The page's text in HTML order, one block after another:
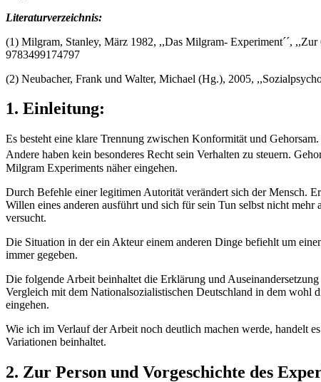
Literaturverzeichnis:
(1) Milgram, Stanley, März 1982, ,,Das Milgram- Experiment´´,
9783499174797
(2) Neubacher, Frank und Walter, Michael (Hg.), 2005,
1. Einleitung:
Es besteht eine klare Trennung zwischen Konformität und
Andere haben kein besonderes Recht sein Verhalten zu steuern.
Milgram Experiments näher eingehen.
Durch Befehle einer legitimen Autorität verändert sich der Mensch.
Willen eines anderen ausführt und sich für sein Tun selbst nicht
versucht.
Die Situation in der ein Akteur einem anderen Dinge befiehlt um
immer gegeben.
Die folgende Arbeit beinhaltet die Erklärung und
Vergleich mit dem Nationalsozialistischen Deutschland in dem wohl
eingehen.
Wie ich im Verlauf der Arbeit noch deutlich machen werde, handelt
Variationen beinhaltet.
2. Zur Person und Vorgeschichte des